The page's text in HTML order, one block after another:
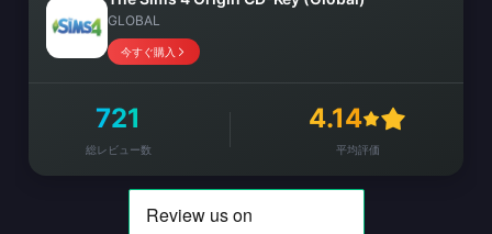
GLOBAL
今すぐ購入
721
総レビュー数
4.14
平均評価